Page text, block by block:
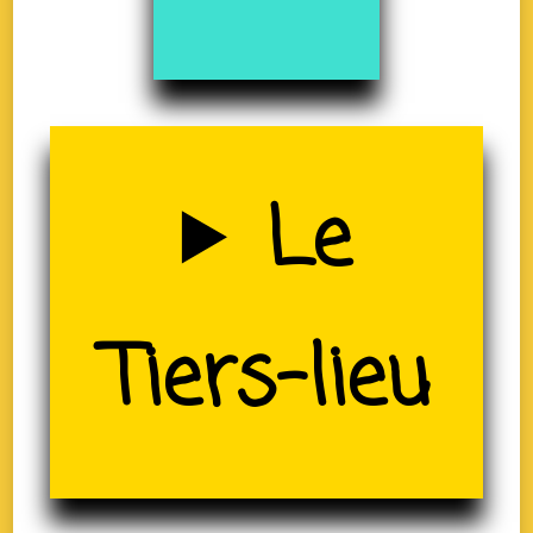
Uzerche
(19)
Le
Tiers-lieu